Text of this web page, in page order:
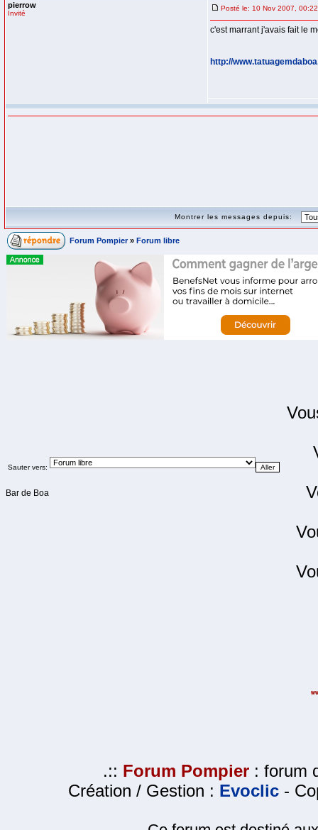
pierrow
Invité
Posté le: 10 Nov 2007, 00:22
c'est marrant j'avais fait le
http://
Montrer les messages depuis:
Forum Pompier » Forum libre
Sauter vers:
Bar de Boa
.:: Forum Pompier : forum
Création / Gestion : Evoclic -